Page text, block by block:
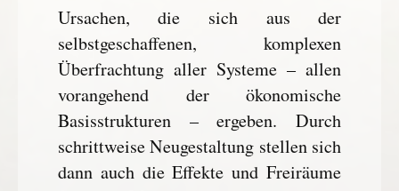
Ursachen, die sich aus der
selbstgeschaffenen, komplexen
Überfrachtung aller Systeme – allen
vorangehend der ökonomische
Basisstrukturen – ergeben. Durch
schrittweise Neugestaltung stellen sich
dann auch die Effekte und Freiräume